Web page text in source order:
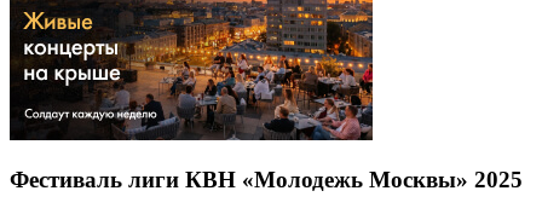
Фестиваль лиги КВН «Молодежь Москвы» 2025